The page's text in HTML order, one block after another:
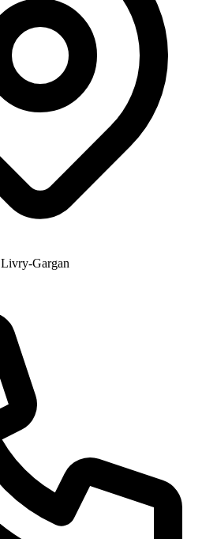
Livry-Gargan